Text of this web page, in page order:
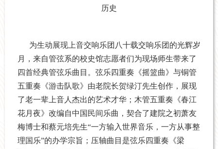
历史
为生动展现上音交响乐团八十载交响乐团的光辉岁
月，来自管弦系的校史馆志愿者们为现场师生带来了
四首经典管弦乐曲目。弦乐四重奏《摇篮曲》与铜管
五重奏《游击队歌》由老院长贺绿汀先生创作，展现
了老一辈上音人杰出的艺术才华；木管五重奏《春江
花月夜》改编自中国民间乐曲，契合了建院之初萧友
梅博士和蔡元培先生“一方输入世界音乐，一方从事整
理国乐”的办学宗旨；压轴曲目是弦乐四重奏《梁